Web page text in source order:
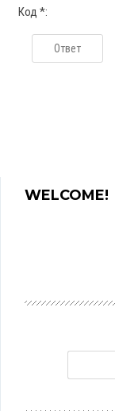
Код *:
WELCOME!